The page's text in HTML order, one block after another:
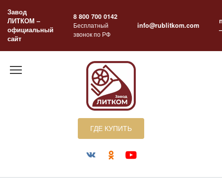
содержанию
Завод
ЛИТКОМ –
официальный
сайт
8 800 700 0142
Бесплатный
звонок по РФ
info@rublitkom.com
ГДЕ КУПИТЬ